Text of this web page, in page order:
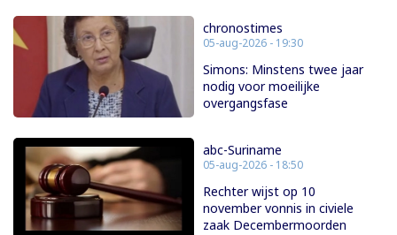
chronostimes
05-aug-2026 - 19:30
Simons: Minstens twee jaar
nodig voor moeilijke
overgangsfase
abc-Suriname
05-aug-2026 - 18:50
Rechter wijst op 10
november vonnis in civiele
zaak Decembermoorden